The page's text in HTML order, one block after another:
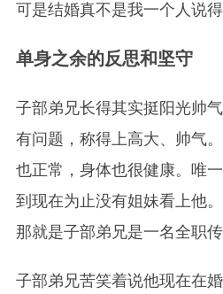
可是结婚真不是我一个人说得
单身之余的反思和坚守
子部弟兄长得其实挺阳光帅
有问题，称得上高大、帅气
也正常，身体也很健康。唯
到现在为止没有姐妹看上他
那就是子部弟兄是一名全职传
子部弟兄苦笑着说他现在在